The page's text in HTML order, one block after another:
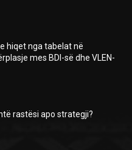
hiqet nga tabelat në
mes BDI-së dhe VLEN-
rastësi apo strategji?